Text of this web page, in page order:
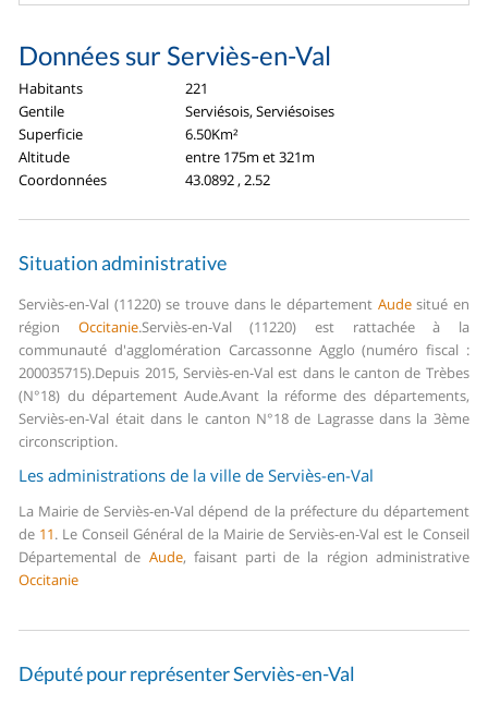
Données sur Serviès-en-Val
Habitants
221
Gentile
Serviésois, Serviésoises
Superficie
6.50Km²
Altitude
entre 175m et 321m
Coordonnées
43.0892 , 2.52
Situation administrative
Serviès-en-Val (11220) se trouve dans le département Audesitué en
région Occitanie.Serviès-en-Val (11220) est rattachée à la
communauté d'agglomération Carcassonne Agglo (numéro fiscal :
200035715).Depuis 2015, Serviès-en-Val est dans le canton de Trèbes
(N°18) du département Aude.Avant la réforme des départements,
Serviès-en-Val était dans le canton N°18 de Lagrasse dans la 3ème
circonscription.
Les administrations de la ville de Serviès-en-Val
La Mairie de Serviès-en-Val dépend de la préfecture du département
de 11. Le Conseil Général de la Mairie de Serviès-en-Val est le Conseil
Départemental de Aude, faisant parti de la région administrative
Occitanie
Député pour représenter Serviès-en-Val